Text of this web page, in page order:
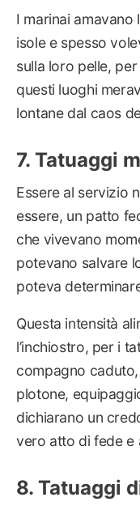
I marinai amavano
isole e spesso
sulla loro pelle,
questi luoghi
lontane dal caos
Tatuaggi
Essere al servizio
essere, un patto
che vivevano
potevano salvare
poteva
Questa intensità
l’inchiostro, per i
compagno
plotone,
dichiarano un
vero atto di fede e
Tatuaggi